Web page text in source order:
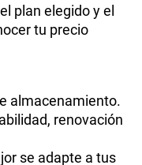
plan elegido y el
tu precio
almacenamiento.
renovación
se adapte a tus